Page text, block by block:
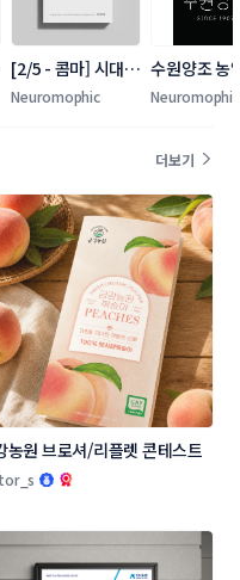
[2/5 - 콤마] 시대인
재 수학 교재 표지
Neuromophic
수원양조 농
법인 주식회
Neuromophic
더보기
농원 브로셔/리플렛 콘테스트